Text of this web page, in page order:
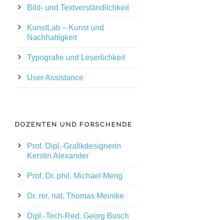
Bild- und Textverständlichkeit
KunstLab – Kunst und
Nachhaltigkeit
Typografie und Leserlichkeit
User Assistance
DOZENTEN UND FORSCHENDE
Prof. Dipl.-Grafikdesignerin
Kerstin Alexander
Prof. Dr. phil. Michael Meng
Dr. rer. nat. Thomas Meinike
Dipl.-Tech-Red. Georg Busch